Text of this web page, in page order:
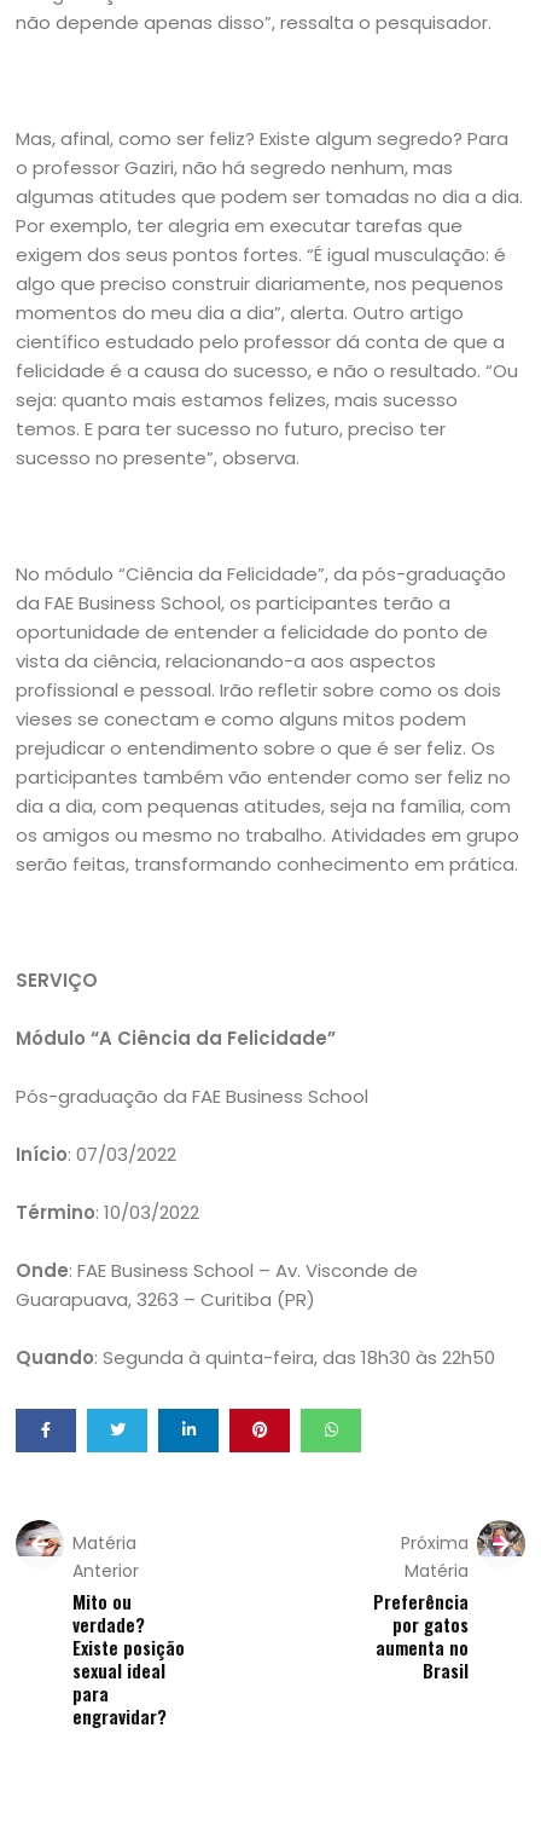
não depende apenas disso”, ressalta o pesquisador.
Mas, afinal, como ser feliz? Existe algum segredo? Para
o professor Gaziri, não há segredo nenhum, mas
algumas atitudes que podem ser tomadas no dia a dia.
Por exemplo, ter alegria em executar tarefas que
exigem dos seus pontos fortes. “É igual musculação: é
algo que preciso construir diariamente, nos pequenos
momentos do meu dia a dia”, alerta. Outro artigo
científico estudado pelo professor dá conta de que a
felicidade é a causa do sucesso, e não o resultado. “Ou
seja: quanto mais estamos felizes, mais sucesso
temos. E para ter sucesso no futuro, preciso ter
sucesso no presente”, observa.
No módulo “Ciência da Felicidade”, da pós-graduação
da FAE Business School, os participantes terão a
oportunidade de entender a felicidade do ponto de
vista da ciência, relacionando-a aos aspectos
profissional e pessoal. Irão refletir sobre como os dois
vieses se conectam e como alguns mitos podem
prejudicar o entendimento sobre o que é ser feliz. Os
participantes também vão entender como ser feliz no
dia a dia, com pequenas atitudes, seja na família, com
os amigos ou mesmo no trabalho. Atividades em grupo
serão feitas, transformando conhecimento em prática.
SERVIÇO
Módulo “A Ciência da Felicidade”
Pós-graduação da FAE Business School
Início: 07/03/2022
Término: 10/03/2022
Onde: FAE Business School – Av. Visconde de
Guarapuava, 3263 – Curitiba (PR)
Quando: Segunda à quinta-feira, das 18h30 às 22h50
Matéria
Anterior
Mito ou
verdade?
Existe posição
sexual ideal
para
engravidar?
Próxima
Matéria
Preferência
por gatos
aumenta no
Brasil